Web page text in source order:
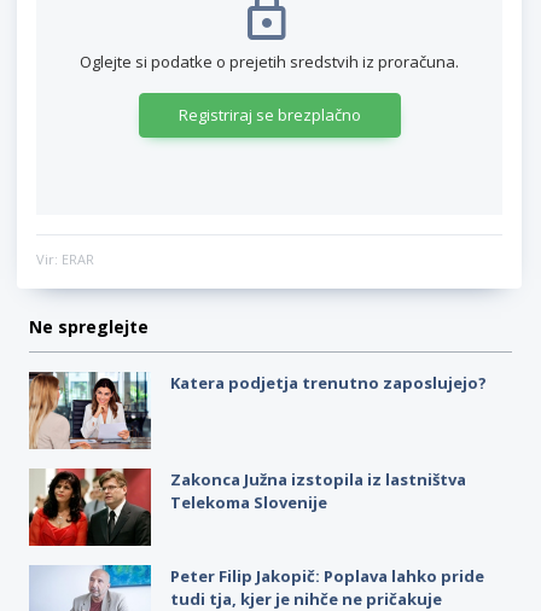
Oglejte si podatke o prejetih sredstvih iz proračuna.
Registriraj se brezplačno
Vir: ERAR
Ne spreglejte
Katera podjetja trenutno zaposlujejo?
Zakonca Južna izstopila iz lastništva
Telekoma Slovenije
Peter Filip Jakopič: Poplava lahko pride
tudi tja, kjer je nihče ne pričakuje